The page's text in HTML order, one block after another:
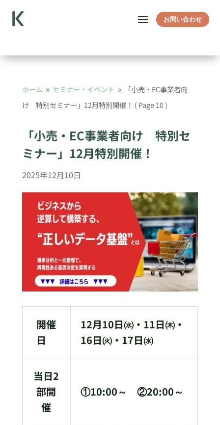
お問い合わせ
ホーム 9 セミナー・イベント 9
「小売・EC事業者向
け 特別セミナー」12月特別開催！ ( Page 10 )
「小売・EC事業者向け 特別セ
ミナー」12月特別開催！
2025年12月10日
開催
日
12月10日㈬・11日㈭・
16日㈫・17日㈬
当日2
部開
催
①10:00～ ②20:00～